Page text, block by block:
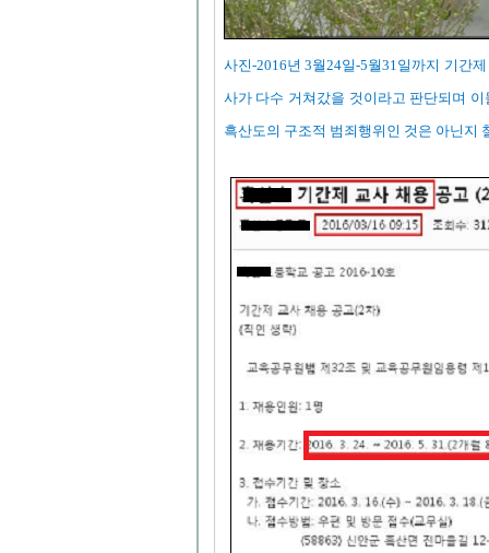
사진-2016년 3월24일-5월31일까지 기간
사가 다수 거쳐갔을 것이라고 판단되며
흑산도의 구조적 범죄행위인 것은 아닌지